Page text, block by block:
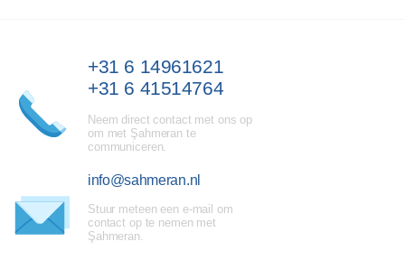
+31 6 14961621
+31 6 41514764
Neem direct contact met ons op
om met Şahmeran te
communiceren.
info@sahmeran.nl
Stuur meteen een e-mail om
contact op te nemen met
Şahmeran.